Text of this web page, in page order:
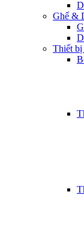
Ghế &
Thiết bị